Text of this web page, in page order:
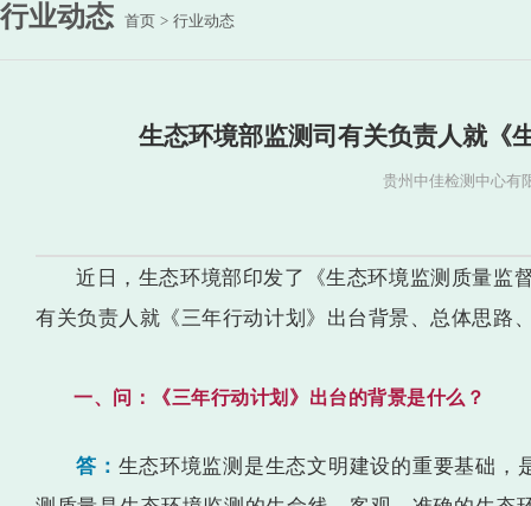
行业动态 首页 > 行业动态
生态环境部监测司有关负责人就《
贵州中佳检测中心有
近日，生态环境部印发了《生态环境监测质量
有关负责人就《三年行动计划》出台背景、总体思路
一、问：《三年行动计划》出台的背景是什么？
答： 生态环境监测是生态文明建设的重要基础，